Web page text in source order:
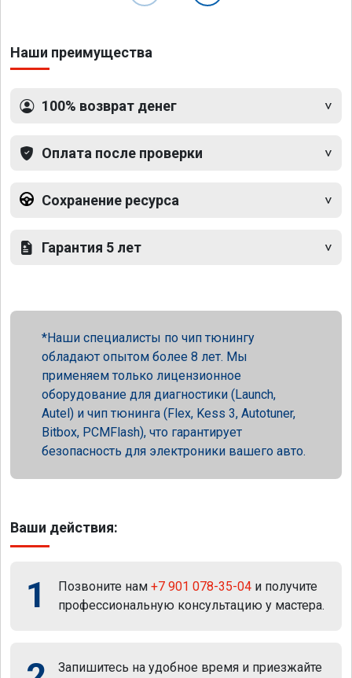
Наши преимущества
100% возврат денег
Оплата после проверки
Сохранение ресурса
Гарантия 5 лет
Наши специалисты по чип тюнингу
обладают опытом более 8 лет. Мы
применяем только лицензионное
оборудование для диагностики (Launch,
Autel) и чип тюнинга (Flex, Kess 3, Autotuner,
Bitbox, PCMFlash), что гарантирует
безопасность для электроники вашего авто.
Ваши действия:
1 Позвоните нам +7 901 078-35-04 и получите
профессиональную консультацию у мастера.
Запишитесь на удобное время и приезжайте